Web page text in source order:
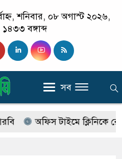
শনিবার, ০৮ অগাস্ট ২০২৬,
বঙ্গাব্দ
সব
অফিস টাইমে ক্লিনিকে রোগী